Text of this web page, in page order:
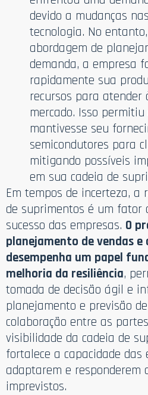
devido a mudanças
tecnologia. No
abordagem de
demanda, a empresa
rapidamente sua
recursos para atender
mercado. Isso
mantivesse seu
semicondutores para
mitigando possíveis
em sua cadeia de
Em tempos de incerteza, a
de suprimentos é um fator
sucesso das empresas. O
planejamento de vendas e
desempenha um papel
melhoria da resiliência,
tomada de decisão ágil e
planejamento e previsão
colaboração entre as
visibilidade da cadeia de
fortalece a capacidade das
adaptarem e responderem
imprevistos.